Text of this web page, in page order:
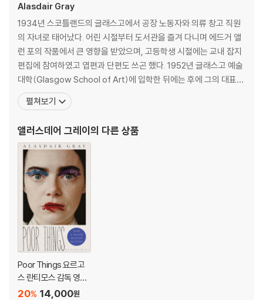
SOON TO BE A MAJOR FILM STARRING EMMA STONE, FRO
M THE DIRECTOR OF THE FAVOURITE
Winner of the Whitbread Novel Award and the Guardian Fi
ction Prize
Godwin Baxter's scientific ambition to create the perfect com
panion is realized when he finds the drowned body of the bea
utiful Bella, who he brings back to life in a Frankenstein-esque
feat. But his dream is thwarted by Dr. Archibald McCandless's j
ealous love for his creation...
But what does Bella think?
This story of true love and scientific daring whirls the reader fr
om the private operating-theatres of late-Victorian Glasgow
through aristocratic casinos, low-life Alexandria and a Parisian
Alasdair Gray
1934년 스코틀랜드의 글래스고에서 공장 노동자와 의류 창고 직원
의 자녀로 태어났다. 어린 시절부터 도서관을 즐겨 다니며 에드거 앨
런 포의 작품에서 큰 영향을 받았으며, 고등학생 시절에는 교내 잡지
편집에 참여하였고 엽편과 단편도 쓰곤 했다. 1952년 글래스고 예술
대학(Glasgow School of Art)에 입학한 뒤에는 후에 그의 대표작
이자 스코틀랜드 문학사에서 기념비적인 작품이 될 『라나크』를 구상
하기 시작한다. 졸업 후에는 방송 작가, 디자이너, 일러스트레이터,
화가로서 글래스고 시내 곳곳에 작업물을 남
펼쳐보기
앨러스데어 그레이 의 다른 상품
Poor Things 요르고
스 란티모스 감독 영화
가여운 것들 원작소설
14,000원
20%